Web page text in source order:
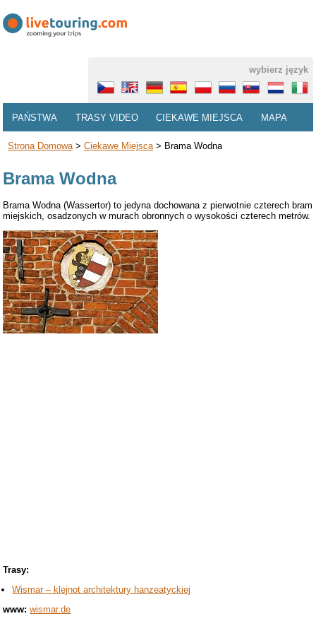
wybierz język
PAŃSTWA TRASY VIDEO CIEKAWE MIEJSCA MAPA
Strona Domowa> Ciekawe Miejsca> Brama Wodna
Brama Wodna
Brama Wodna (Wassertor) to jedyna dochowana z pierwotnie czterech bram
miejskich, osadzonych w murach obronnych o wysokości czterech metrów.
Trasy:
Wismar – klejnot architektury hanzeatyckiej
www: wismar.de